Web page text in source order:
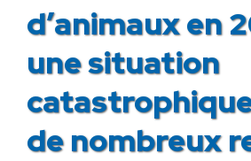
d’animaux en
une situation
de nombreux